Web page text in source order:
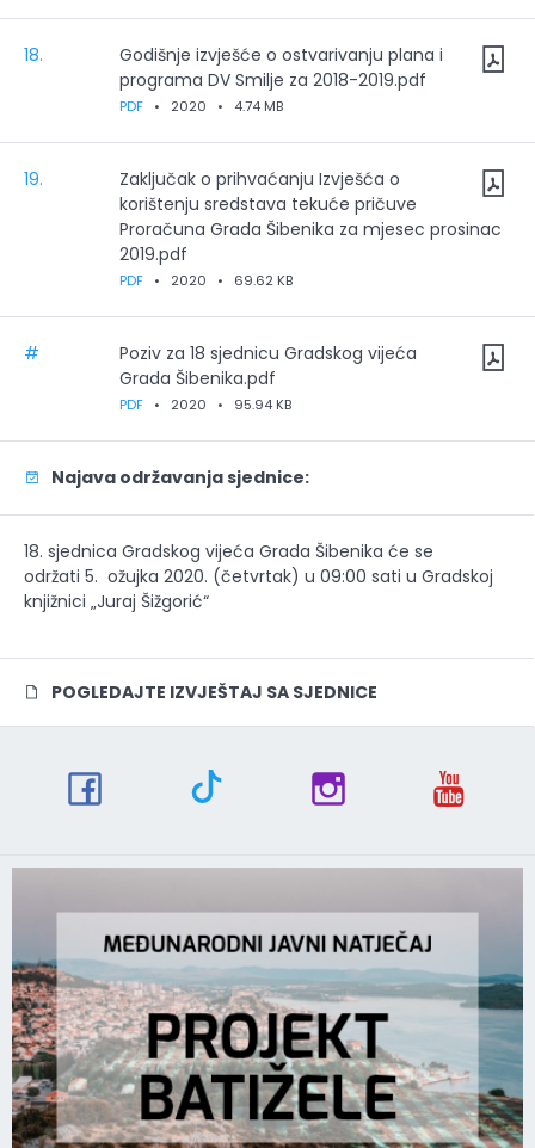
18.
Godišnje izvješće o ostvarivanju plana i
programa DV Smilje za 2018-2019.pdf
PDF • 2020 • 4.74 MB
19.
Zaključak o prihvaćanju Izvješća o
korištenju sredstava tekuće pričuve
Proračuna Grada Šibenika za mjesec prosinac
2019.pdf
PDF • 2020 • 69.62 KB
#
Poziv za 18 sjednicu Gradskog vijeća
Grada Šibenika.pdf
PDF • 2020 • 95.94 KB
Najava održavanja sjednice:
18. sjednica Gradskog vijeća Grada Šibenika će se
održati 5. ožujka 2020. (četvrtak) u 09:00 sati u Gradskoj
knjižnici „Juraj Šižgorić“
POGLEDAJTE IZVJEŠTAJ SA SJEDNICE